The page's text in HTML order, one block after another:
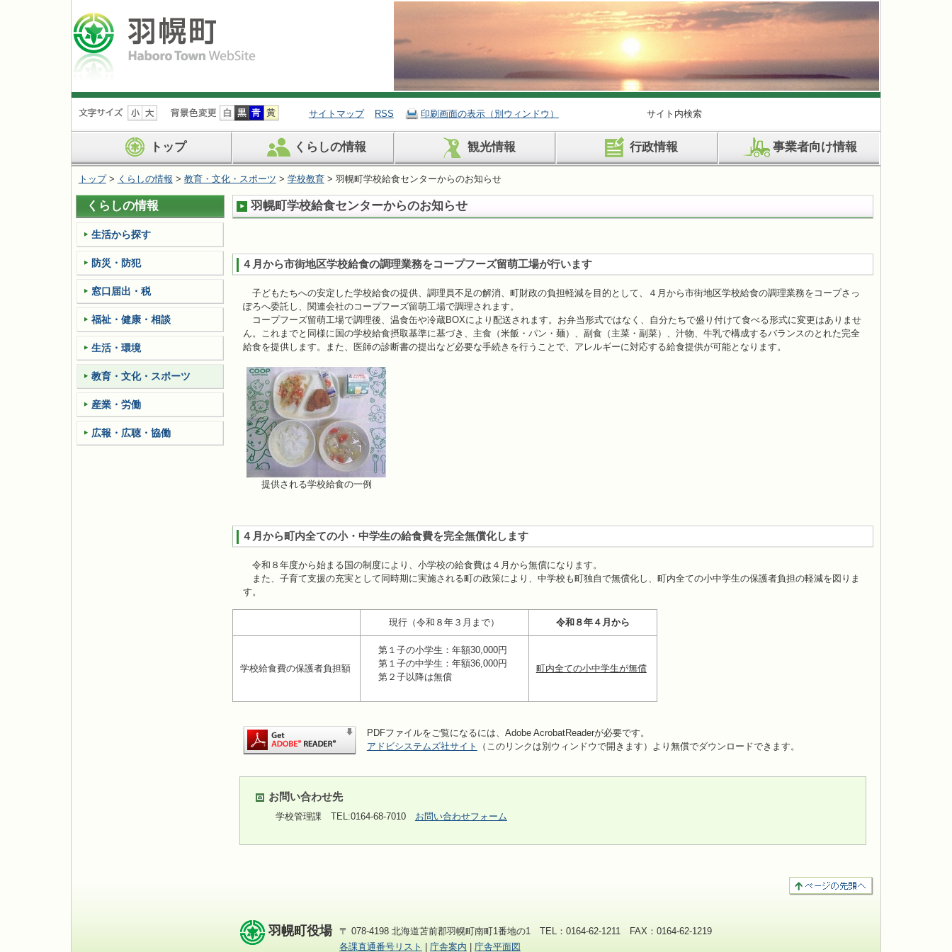
ナ
ビ
ョ
ン
を
飛
ば
す
サイトマップ RSS 印刷画面の表示（別ウィンドウ） サイト内検索
トップ くらしの情報 観光情報 行政情報 事業者向け情報
トップ> くらしの情報 > 教育・文化・スポーツ > 学校教育> 羽幌町学校給食センターからのお知らせ
羽幌町学校給食センターからのお知らせ
４月から市街地区学校給食の調理業務をコープフーズ留萌工場が行います
子どもたちへの安定した学校給食の提供、調理員不足の解消、町財政の負担軽減を目的として、４月から市街地区学校給食の調理業務をコープさっ
ぽろへ委託し、関連会社のコープフーズ留萌工場で調理されます。
コープフーズ留萌工場で調理後、温食缶や冷蔵BOXにより配送されます。お弁当形式ではなく、自分たちで盛り付けて食べる形式に変更はありませ
ん。これまでと同様に国の学校給食摂取基準に基づき、主食（米飯・パン・麺）、副食（主菜・副菜）、汁物、牛乳で構成するバランスのとれた完全
給食を提供します。また、医師の診断書の提出など必要な手続きを行うことで、アレルギーに対応する給食提供が可能となります。
提供される学校給食の一例
４月から町内全ての小・中学生の給食費を完全無償化します
令和８年度から始まる国の制度により、小学校の給食費は４月から無償になります。
また、子育て支援の充実として同時期に実施される町の政策により、中学校も町独自で無償化し、町内全ての小中学生の保護者負担の軽減を図りま
す。
現行（令和８年３月まで） 令和８年４月から
学校給食費の保護者負担額
第１子の小学生：年額30,000円
第１子の中学生：年額36,000円
第２子以降は無償
町内全ての小中学生が無償
PDFファイルをご覧になるには、Adobe AcrobatReaderが必要です。
アドビシステムズ社サイト
（このリンクは別ウィンドウで開きます）より無償でダウンロードできます。
お問い合わせ先
学校管理課TEL:0164-68-7010 お問い合わせフォーム
くらしの情報
生活から探す
防災・防犯
窓口届出・税
福祉・健康・相談
生活・環境
教育・文化・スポーツ
産業・労働
広報・広聴・協働
羽幌町役場
〒 078-4198 北海道苫前郡羽幌町南町1番地の1 TEL：0164-62-1211 FAX：0164-62-1219
各課直通番号リスト
庁舎案内 庁舎平面図